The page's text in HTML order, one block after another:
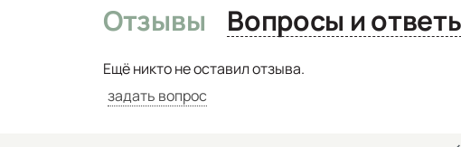
Отзывы Вопросы и
Ещё никто не оставил отзыва.
задать вопрос